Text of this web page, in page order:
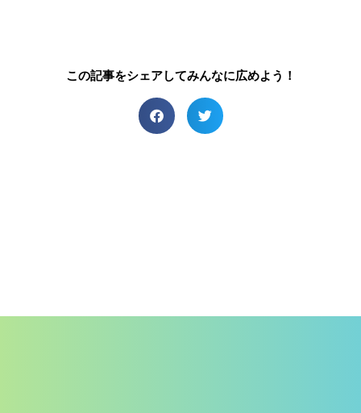
この記事をシェアしてみんなに広めよう！